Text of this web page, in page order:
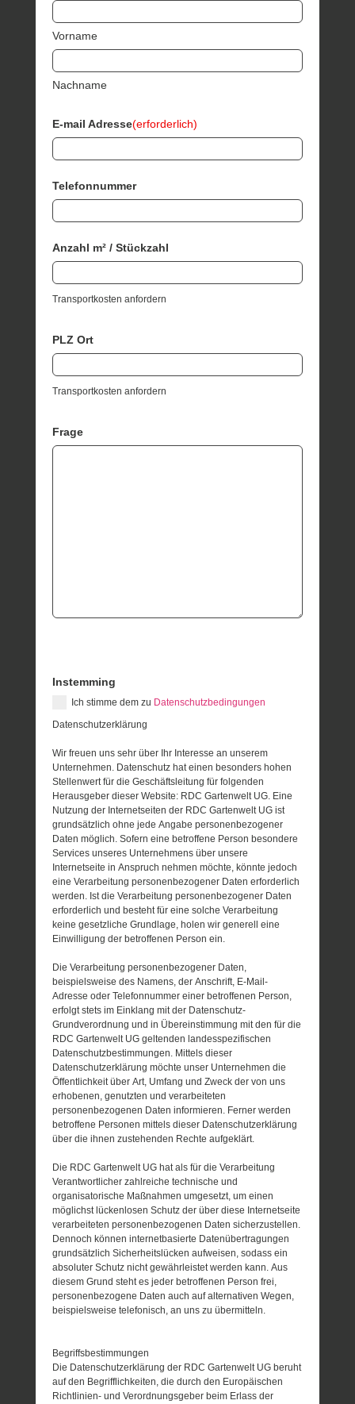
Vorname
Nachname
E-mail Adresse(erforderlich)
Telefonnummer
Anzahl m² / Stückzahl
Transportkosten anfordern
PLZ Ort
Transportkosten anfordern
Frage
Instemming
Ich stimme dem zu Datenschutzbedingungen
Datenschutzerklärung
Wir freuen uns sehr über Ihr Interesse an unserem
Unternehmen. Datenschutz hat einen besonders hohen
Stellenwert für die Geschäftsleitung für folgenden
Herausgeber dieser Website: RDC Gartenwelt UG. Eine
Nutzung der Internetseiten der RDC Gartenwelt UG ist
grundsätzlich ohne jede Angabe personenbezogener
Daten möglich. Sofern eine betroffene Person besondere
Services unseres Unternehmens über unsere
Internetseite in Anspruch nehmen möchte, könnte jedoch
eine Verarbeitung personenbezogener Daten erforderlich
werden. Ist die Verarbeitung personenbezogener Daten
erforderlich und besteht für eine solche Verarbeitung
keine gesetzliche Grundlage, holen wir generell eine
Einwilligung der betroffenen Person ein.
Die Verarbeitung personenbezogener Daten,
beispielsweise des Namens, der Anschrift, E-Mail-
Adresse oder Telefonnummer einer betroffenen Person,
erfolgt stets im Einklang mit der Datenschutz-
Grundverordnung und in Übereinstimmung mit den für die
RDC Gartenwelt UG geltenden landesspezifischen
Datenschutzbestimmungen. Mittels dieser
Datenschutzerklärung möchte unser Unternehmen die
Öffentlichkeit über Art, Umfang und Zweck der von uns
erhobenen, genutzten und verarbeiteten
personenbezogenen Daten informieren. Ferner werden
betroffene Personen mittels dieser Datenschutzerklärung
über die ihnen zustehenden Rechte aufgeklärt.
Die RDC Gartenwelt UG hat als für die Verarbeitung
Verantwortlicher zahlreiche technische und
organisatorische Maßnahmen umgesetzt, um einen
möglichst lückenlosen Schutz der über diese Internetseite
verarbeiteten personenbezogenen Daten sicherzustellen.
Dennoch können internetbasierte Datenübertragungen
grundsätzlich Sicherheitslücken aufweisen, sodass ein
absoluter Schutz nicht gewährleistet werden kann. Aus
diesem Grund steht es jeder betroffenen Person frei,
personenbezogene Daten auch auf alternativen Wegen,
beispielsweise telefonisch, an uns zu übermitteln.
Begriffsbestimmungen
Die Datenschutzerklärung der RDC Gartenwelt UG beruht
auf den Begrifflichkeiten, die durch den Europäischen
Richtlinien- und Verordnungsgeber beim Erlass der